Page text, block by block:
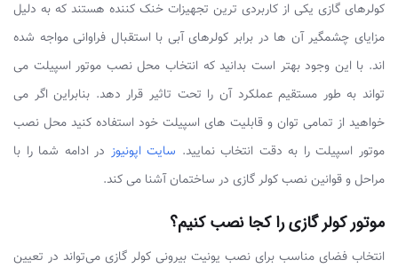
کولرهای گازی یکی از کاربردی ترین تجهیزات خنک کننده هستند که به دلیل
مزایای چشمگیر آن ها در برابر کولرهای آبی با استقبال فراوانی مواجه شده
اند. با این وجود بهتر است بدانید که انتخاب محل نصب موتور اسپیلت می
تواند به طور مستقیم عملکرد آن را تحت تاثیر قرار دهد. بنابراین اگر می
خواهید از تمامی توان و قابلیت های اسپیلت خود استفاده کنید محل نصب
موتور اسپیلت را به دقت انتخاب نمایید. سایت اپونیوز در ادامه شما را با
مراحل و قوانین نصب کولر گازی در ساختمان آشنا می کند.
موتور کولر گازی را کجا نصب کنیم؟
انتخاب فضای مناسب برای نصب یونیت بیرونی کولر گازی می‌تواند در تعیین